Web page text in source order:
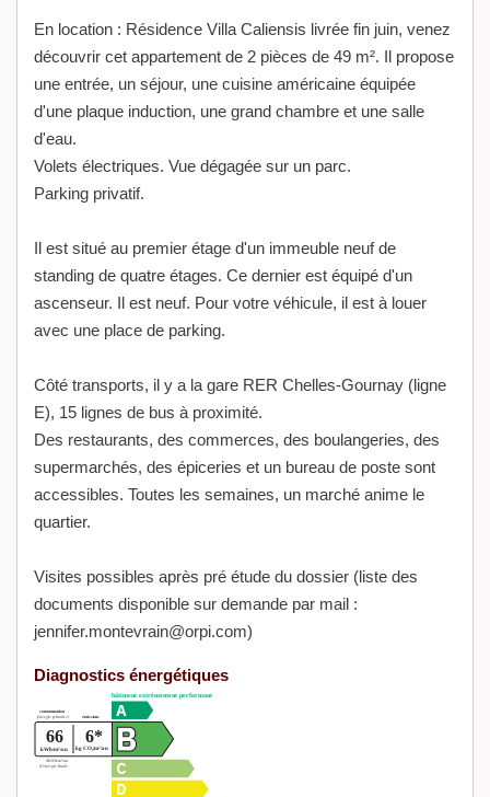
En location : Résidence Villa Caliensis livrée fin juin, venez
découvrir cet appartement de 2 pièces de 49 m². Il propose
une entrée, un séjour, une cuisine américaine équipée
d'une plaque induction, une grand chambre et une salle
d'eau.
Volets électriques. Vue dégagée sur un parc.
Parking privatif.
Il est situé au premier étage d'un immeuble neuf de
standing de quatre étages. Ce dernier est équipé d'un
ascenseur. Il est neuf. Pour votre véhicule, il est à louer
avec une place de parking.
Côté transports, il y a la gare RER Chelles-Gournay (ligne
E), 15 lignes de bus à proximité.
Des restaurants, des commerces, des boulangeries, des
supermarchés, des épiceries et un bureau de poste sont
accessibles. Toutes les semaines, un marché anime le
quartier.
Visites possibles après pré étude du dossier (liste des
documents disponible sur demande par mail :
jennifer.montevrain@orpi.com)
Diagnostics énergétiques